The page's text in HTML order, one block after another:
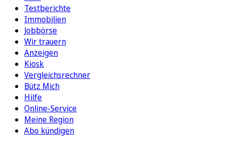
Testberichte
Immobilien
Jobbörse
Wir trauern
Anzeigen
Kiosk
Vergleichsrechner
Bütz Mich
Hilfe
Online-Service
Meine Region
Abo kündigen